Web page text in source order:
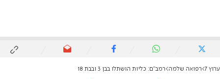
ערוץ 7 רפואה שלמה רמב"ם: כליות הושתלו בבן 3 ובבת 18